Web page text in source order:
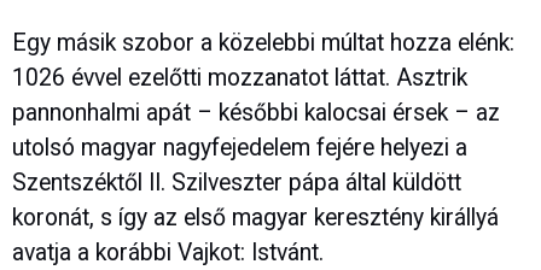
Egy másik szobor a közelebbi múltat hozza elénk:
1026 évvel ezelőtti mozzanatot láttat. Asztrik
pannonhalmi apát – későbbi kalocsai érsek – az
utolsó magyar nagyfejedelem fejére helyezi a
Szentszéktől II. Szilveszter pápa által küldött
koronát, s így az első magyar keresztény királlyá
avatja a korábbi Vajkot: Istvánt.